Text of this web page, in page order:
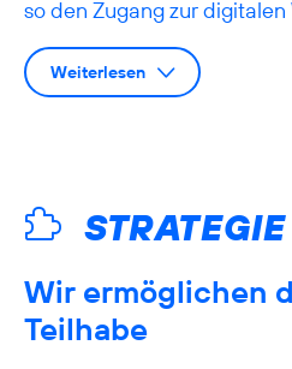
so den Zugang zur digitalen
Weiterlesen
STRATEGIE
Wir ermöglichen
Teilhabe